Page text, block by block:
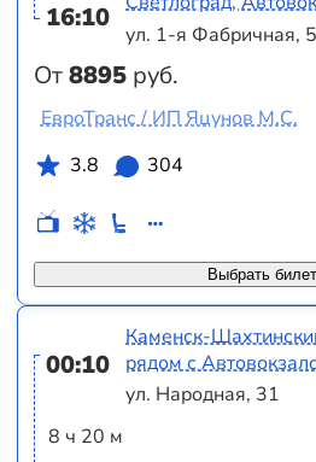
16:10
От8895 руб.
ул. 1-я Фабричная, 5
Выбрать билет
ЕвроТранс / ИП Яцунов М.С.
3.8
304
00:10
8 ч 20 м
Каменск-
рядом с
ул. Народная, 31